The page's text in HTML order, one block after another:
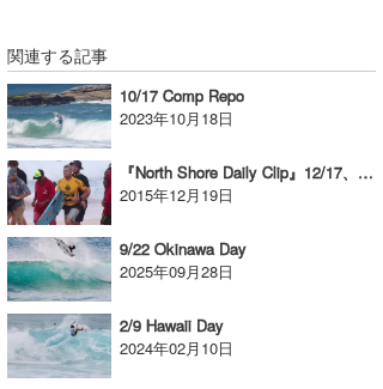
関連する記事
10/17 Comp Repo
2023年10月18日
『North Shore Daily Clip』12/17、ビラボンパイプマスターズ/FINAL ミックファニングの映像
2015年12月19日
9/22 Okinawa Day
2025年09月28日
2/9 Hawaii Day
2024年02月10日
OYZ
S.K
Soulman
VAGY
waka☆=
YUKI☆
たっちー